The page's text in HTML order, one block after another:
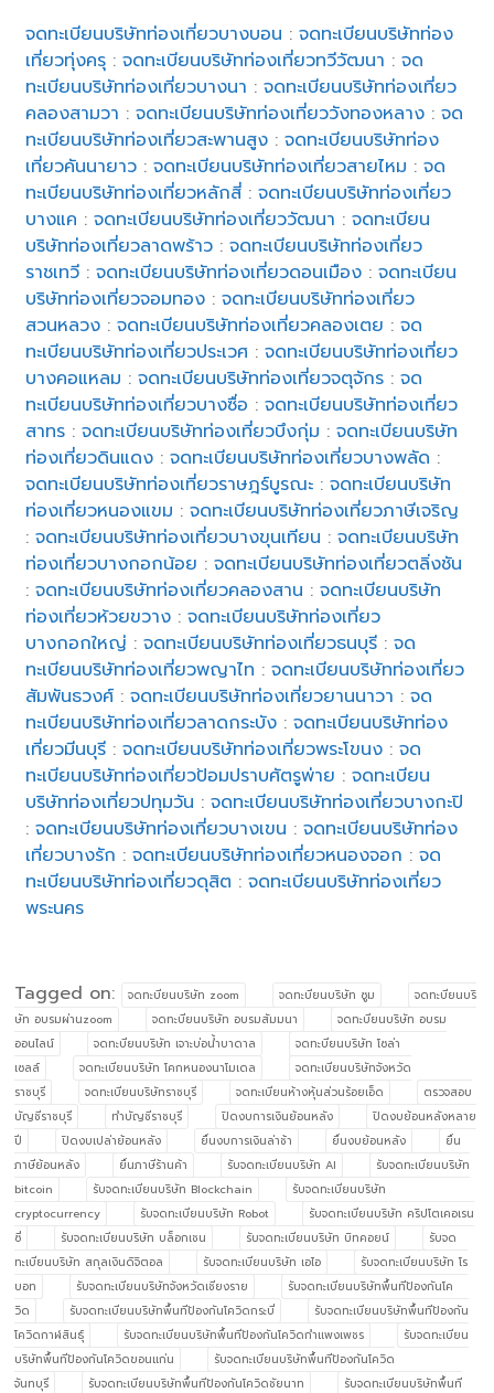
จดทะเบียนบริษัทท่องเที่ยวบางบอน :จดทะเบียนบริษัทท่อง
เที่ยวทุ่งครุ :จดทะเบียนบริษัทท่องเที่ยวทวีวัฒนา :จด
ทะเบียนบริษัทท่องเที่ยวบางนา :จดทะเบียนบริษัทท่องเที่ยว
คลองสามวา :จดทะเบียนบริษัทท่องเที่ยววังทองหลาง :จด
ทะเบียนบริษัทท่องเที่ยวสะพานสูง :จดทะเบียนบริษัทท่อง
เที่ยวคันนายาว :จดทะเบียนบริษัทท่องเที่ยวสายไหม :จด
ทะเบียนบริษัทท่องเที่ยวหลักสี่ :จดทะเบียนบริษัทท่องเที่ยว
บางแค :จดทะเบียนบริษัทท่องเที่ยววัฒนา :จดทะเบียน
บริษัทท่องเที่ยวลาดพร้าว :จดทะเบียนบริษัทท่องเที่ยว
ราชเทวี :จดทะเบียนบริษัทท่องเที่ยวดอนเมือง :จดทะเบียน
บริษัทท่องเที่ยวจอมทอง :จดทะเบียนบริษัทท่องเที่ยว
สวนหลวง :จดทะเบียนบริษัทท่องเที่ยวคลองเตย :จด
ทะเบียนบริษัทท่องเที่ยวประเวศ :จดทะเบียนบริษัทท่องเที่ยว
บางคอแหลม :จดทะเบียนบริษัทท่องเที่ยวจตุจักร :จด
ทะเบียนบริษัทท่องเที่ยวบางซื่อ :จดทะเบียนบริษัทท่องเที่ยว
สาทร :จดทะเบียนบริษัทท่องเที่ยวบึงกุ่ม :จดทะเบียนบริษัท
ท่องเที่ยวดินแดง :จดทะเบียนบริษัทท่องเที่ยวบางพลัด :
จดทะเบียนบริษัทท่องเที่ยวราษฎร์บูรณะ :จดทะเบียนบริษัท
ท่องเที่ยวหนองแขม :จดทะเบียนบริษัทท่องเที่ยวภาษีเจริญ
:จดทะเบียนบริษัทท่องเที่ยวบางขุนเทียน :จดทะเบียนบริษัท
ท่องเที่ยวบางกอกน้อย :จดทะเบียนบริษัทท่องเที่ยวตลิ่งชัน
:จดทะเบียนบริษัทท่องเที่ยวคลองสาน :จดทะเบียนบริษัท
ท่องเที่ยวห้วยขวาง :จดทะเบียนบริษัทท่องเที่ยว
บางกอกใหญ่ :จดทะเบียนบริษัทท่องเที่ยวธนบุรี :จด
ทะเบียนบริษัทท่องเที่ยวพญาไท :จดทะเบียนบริษัทท่องเที่ยว
สัมพันธวงศ์ :จดทะเบียนบริษัทท่องเที่ยวยานนาวา :จด
ทะเบียนบริษัทท่องเที่ยวลาดกระบัง :จดทะเบียนบริษัทท่อง
เที่ยวมีนบุรี :จดทะเบียนบริษัทท่องเที่ยวพระโขนง :จด
ทะเบียนบริษัทท่องเที่ยวป้อมปราบศัตรูพ่าย :จดทะเบียน
บริษัทท่องเที่ยวปทุมวัน :จดทะเบียนบริษัทท่องเที่ยวบางกะปิ
:จดทะเบียนบริษัทท่องเที่ยวบางเขน :จดทะเบียนบริษัทท่อง
เที่ยวบางรัก :จดทะเบียนบริษัทท่องเที่ยวหนองจอก :จด
ทะเบียนบริษัทท่องเที่ยวดุสิต :จดทะเบียนบริษัทท่องเที่ยว
พระนคร
Tagged on: จดทะบียนบริษัท zoom จดทะบียนบริษัท ซูม
จดทะบียนบริ
ษัท อบรมผ่านzoom
จดทะบียนบริษัท อบรมสัมมนา
จดทะบียนบริษัท อบรม
ออนไลน์
จดทะบียนบริษัท เจาะบ่อน้ำบาดาล
จดทะบียนบริษัท โซล่า
เซลล์
จดทะเบียนบริษัท โคกหนองนาโมเดล
จดทะเบียนบริษัทจังหวัด
ราชบุรี
จดทะเบียนบริษัทราชบุรี จดทะเบียนห้างหุ้นส่วนร้อยเอ็ด
ตรวจสอบ
บัญชีราชบุรี
ทำบัญชีราชบุรี ปิดงบการเงินย้อนหลัง
ปิดงบย้อนหลังหลาย
ปี
ปิดงบเปล่าย้อนหลัง ยื่นงบการเงินล่าช้า ยื่นงบย้อนหลัง
ยื่น
ภาษีย้อนหลัง
ยื่นภาษีร้านค้า รับจดทะเบียนบริษัท AI
รับจดทะเบียนบริษัท
bitcoin
รับจดทะเบียนบริษัท Blockchain
รับจดทะเบียนบริษัท
cryptocurrency
รับจดทะเบียนบริษัท Robot
รับจดทะเบียนบริษัท คริปโตเคอเรน
ซี่
รับจดทะเบียนบริษัท บล็อกเชน รับจดทะเบียนบริษัท บิทคอยน์
รับจด
ทะเบียนบริษัท สกุลเงินดิจิตอล
รับจดทะเบียนบริษัท เอไอ
รับจดทะเบียนบริษัท โร
บอท
รับจดทะเบียนบริษัทจังหวัดเชียงราย
รับจดทะเบียนบริษัทพื้นทีป้องกันโค
วิด
รับจดทะเบียนบริษัทพื้นทีป้องกันโควิดกระบี่
รับจดทะเบียนบริษัทพื้นทีป้องกัน
โควิดกาฬสินธุ์
รับจดทะเบียนบริษัทพื้นทีป้องกันโควิดกำแพงเพชร
รับจดทะเบียน
บริษัทพื้นทีป้องกันโควิดขอนแก่น
รับจดทะเบียนบริษัทพื้นทีป้องกันโควิด
จันทบุรี
รับจดทะเบียนบริษัทพื้นทีป้องกันโควิดชัยนาท
รับจดทะเบียนบริษัทพื้นที